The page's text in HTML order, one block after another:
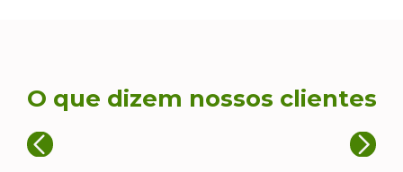
O que dizem nossos clientes